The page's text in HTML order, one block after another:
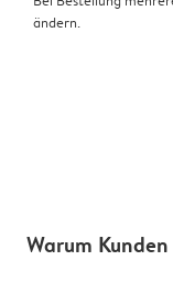
ändern.
Warum